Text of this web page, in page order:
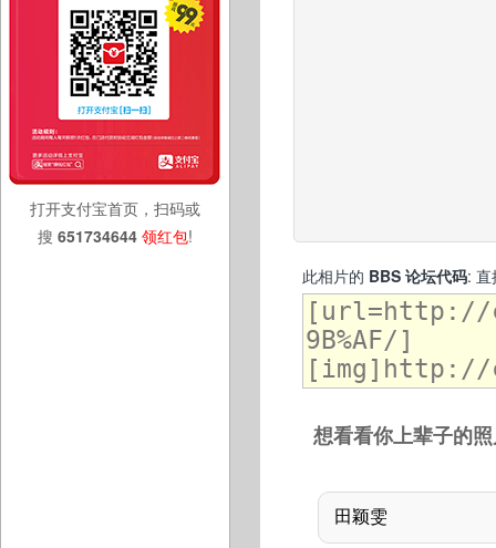
打开支付宝首页，扫码或
搜 651734644 领红包!
此相片的 BBS 论坛代码: 直
想看看你上辈子的